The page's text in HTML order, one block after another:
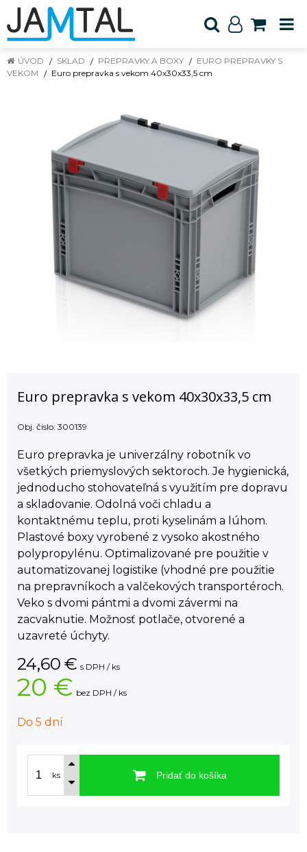
ÚVOD SKLAD PREPRAVKY A BOXY
EURO PREPRAVKY S
VEKOM
Euro prepravka s vekom 40x30x33,5 cm
Euro prepravka s vekom 40x30x33,5 cm
Obj. čislo: 300139
Euro prepravka je univerzálny robotník vo
všetkých priemyslových sektoroch. Je hygienická,
jednoducho stohovateľná s využitím pre dopravu
a skladovanie. Odolná voči chladu a
kontaktnému teplu, proti kyselinám a lúhom.
Plastové boxy vyrobené z vysoko akostného
polypropylénu. Optimalizované pre použitie v
automatizovanej logistike (vhodné pre použitie
na prepravníkoch a valčekových transportéroch.
Veko s dvomi pántmi a dvomi závermi na
zacvaknutie. Možnosť potlače, otvorené a
uzavreté úchyty.
24,60 € s DPH / ks
20 € bez DPH / ks
Do 5 dní
ks Pridať do košíka